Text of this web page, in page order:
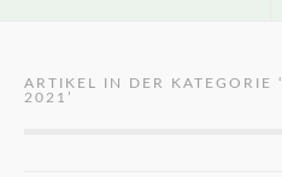
ARTIKEL IN DER KATEGORIE ‘
2021 ’